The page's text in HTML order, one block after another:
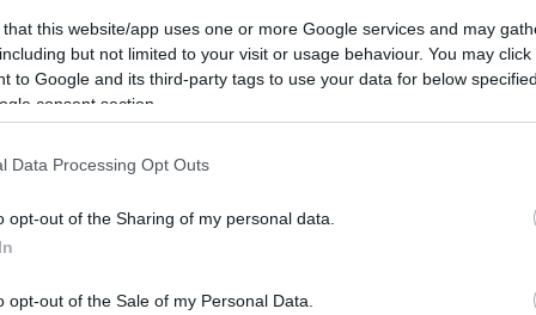
that this website/app uses one or more Google services and may
but not limited to your visit or usage behaviour. You may
to Google and its third-party tags to use your data for below
consent section.
Data Processing Opt Outs
opt-out of the Sharing of my personal data.
opt-out of the Sale of my Personal Data.
το ελληνικό βόλεϊ με την
του Θεοφάνη Τσιόκρη
Πετοσφαίρισης και το Ελληνικό Βόλεϊ
78 ετών